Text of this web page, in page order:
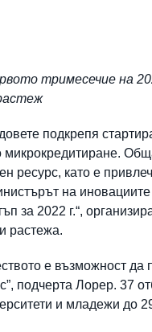
тримесечие на
подкрепя
микрокредитиране.
ресурс, като е
на
за 2022 г.“,
растежа.
е възможност да
подчерта Лорер. 37
и младежи до